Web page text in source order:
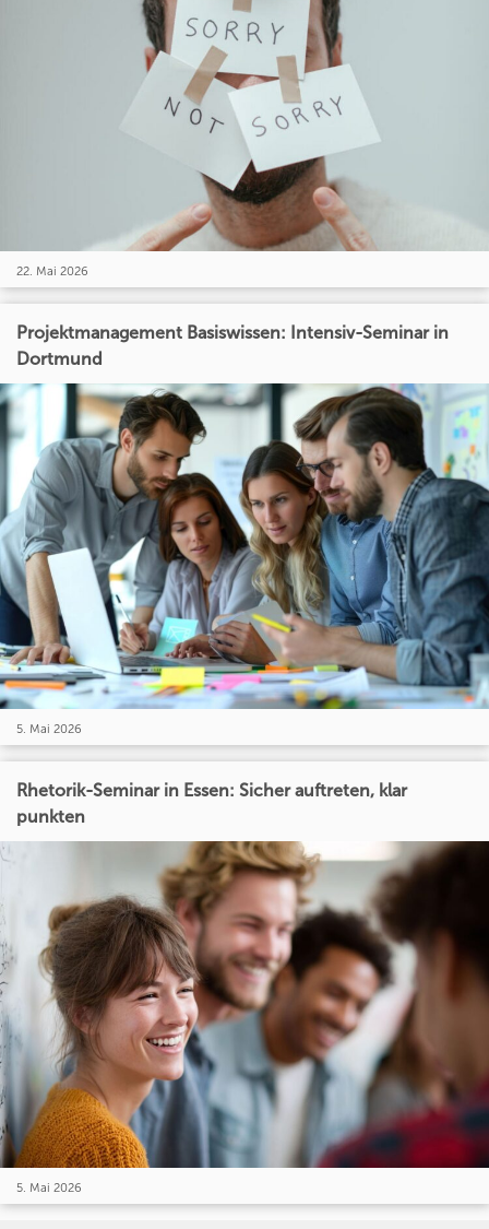
22. Mai 2026
Projektmanagement Basiswissen: Intensiv-Seminar in
Dortmund
5. Mai 2026
Rhetorik-Seminar in Essen: Sicher auftreten, klar
punkten
5. Mai 2026